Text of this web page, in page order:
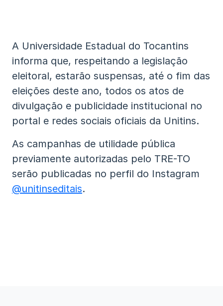
A Universidade Estadual do Tocantins
informa que, respeitando a legislação
eleitoral, estarão suspensas, até o fim das
eleições deste ano, todos os atos de
divulgação e publicidade institucional no
portal e redes sociais oficiais da Unitins.
As campanhas de utilidade pública
previamente autorizadas pelo TRE-TO
serão publicadas no perfil do Instagram
@unitinseditais.